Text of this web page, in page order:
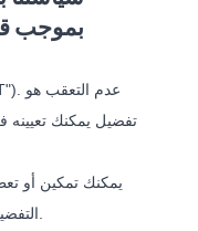
بموجب
تفضيل يمكنك
يمكنك تمكين أو
التفضيلات أو الإعدادات في متصفح الويب لديك.